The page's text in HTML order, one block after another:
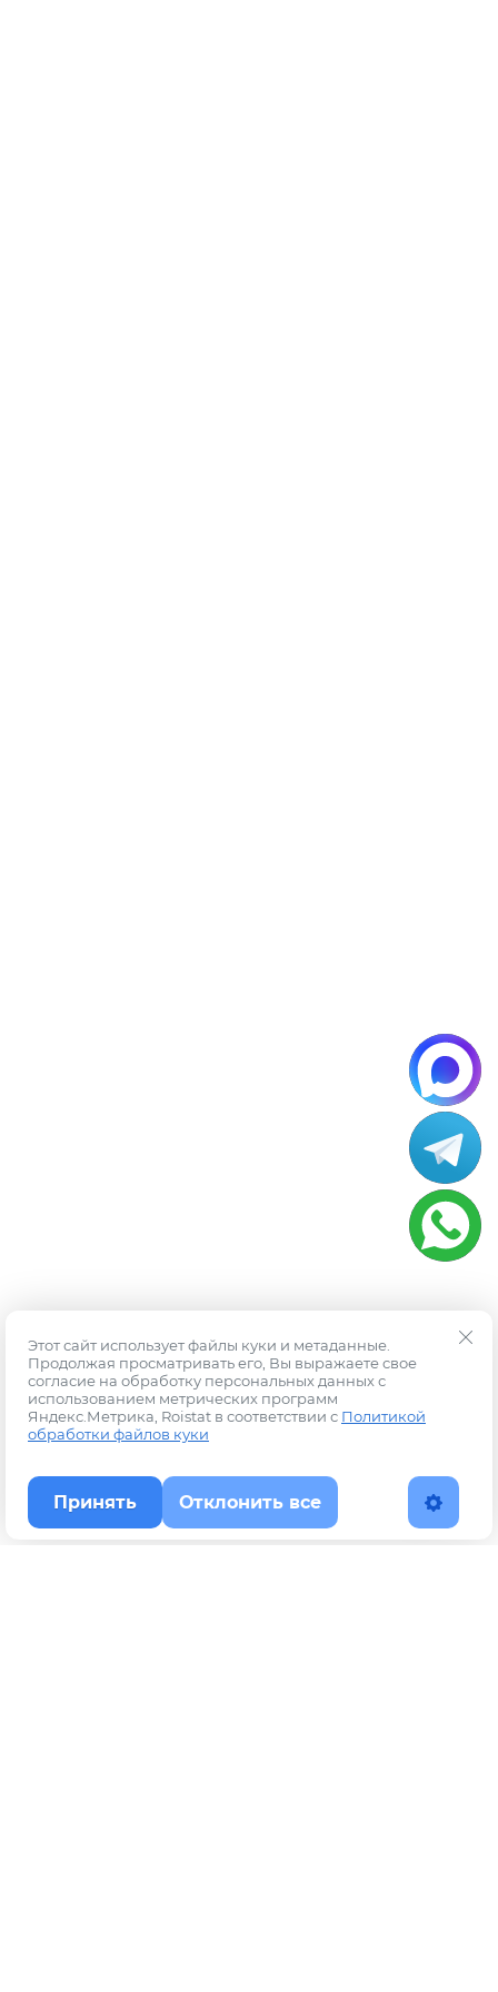
Этот сайт использует файлы куки и метаданные.
Продолжая просматривать его, Вы выражаете свое
согласие на обработку персональных данных с
использованием метрических программ
Яндекс.Метрика, Roistat в соответствии с Политикой
обработки файлов куки
Принять Отклонить все